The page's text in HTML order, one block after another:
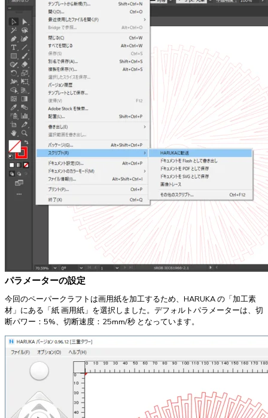
パラメーターの設定
今回のペーパークラフトは画用紙を加工するため、HARUKA の「加工素
材」にある「紙 画用紙」を選択しました。デフォルトパラメーターは、切
断パワー：5%、切断速度：25mm/秒 となっています。